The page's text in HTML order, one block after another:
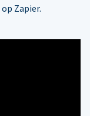
op Zapier.